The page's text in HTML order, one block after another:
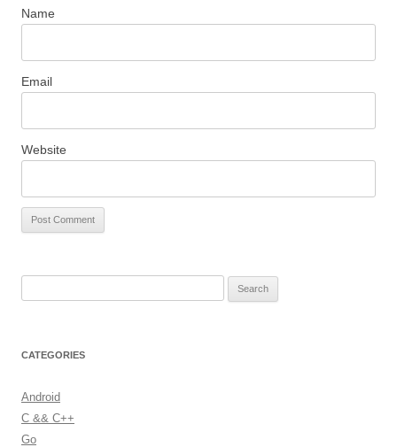
Name
Email
Website
r
h
f
o
CATEGORIES
Android
C && C++
Go